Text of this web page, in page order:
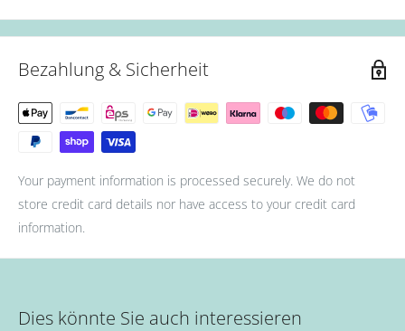
(Aushärtung: 36W UV Lampe für 90s oder 12W LED Lampe für
Lampe für 90s oder 12W LED Lampe für 60s.)
Bezahlung & Sicherheit
Your payment information is processed securely. We do not
store credit card details nor have access to your credit card
information.
Dies könnte Sie auch interessieren